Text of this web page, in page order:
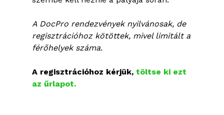
A DocPro rendezvények nyilvánosak, de
regisztrációhoz kötöttek, mivel limitált a
férőhelyek száma.
A regisztrációhoz kérjük, töltse ki ezt
az űrlapot.